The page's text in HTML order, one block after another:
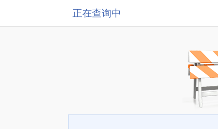
正在查询中